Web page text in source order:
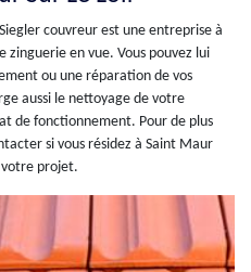
couvreur est une entreprise à
zinguerie en vue. Vous pouvez lui
ou une réparation de vos
aussi le nettoyage de votre
de fonctionnement. Pour de plus
si vous résidez à Saint Maur
votre projet.